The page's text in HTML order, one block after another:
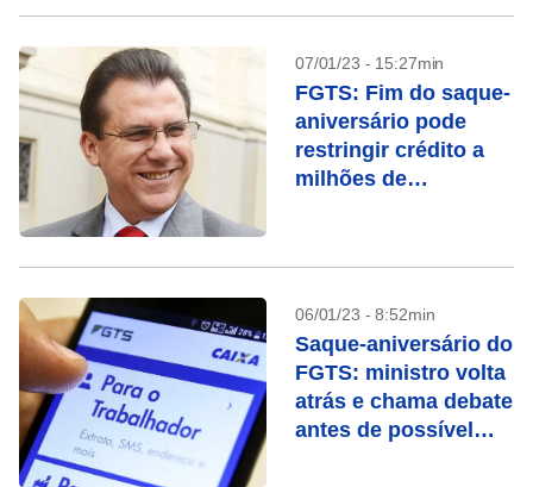
07/01/23 - 15:27min
FGTS: Fim do saque-
aniversário pode
restringir crédito a
milhões de
06/01/23 - 8:52min
Saque-aniversário do
FGTS: ministro volta
atrás e chama debate
antes de possível